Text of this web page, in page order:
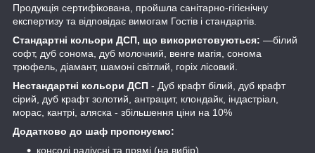
Продукція сертифікована, пройшла санітарно-гігієнічну
експертизу та відповідає вимогам Гостів і стандартів.
Стандартні кольори ДСП, що використовуються: ―білий
софт, дуб сонома, дуб молочний, венге магія, сонома
трюфель, діамант, шамоні світлий, горіх лісовий.
Нестандартні кольори ДСП - Дуб крафт білий, дуб крафт
сірий, дуб крафт золотий, антрацит, клондайк, індастріал,
морас, кантрі, аляска - збільшення ціни на 10%
Додатково до шаф пропонуємо:
консолі радіусні та прямі (на вибір)